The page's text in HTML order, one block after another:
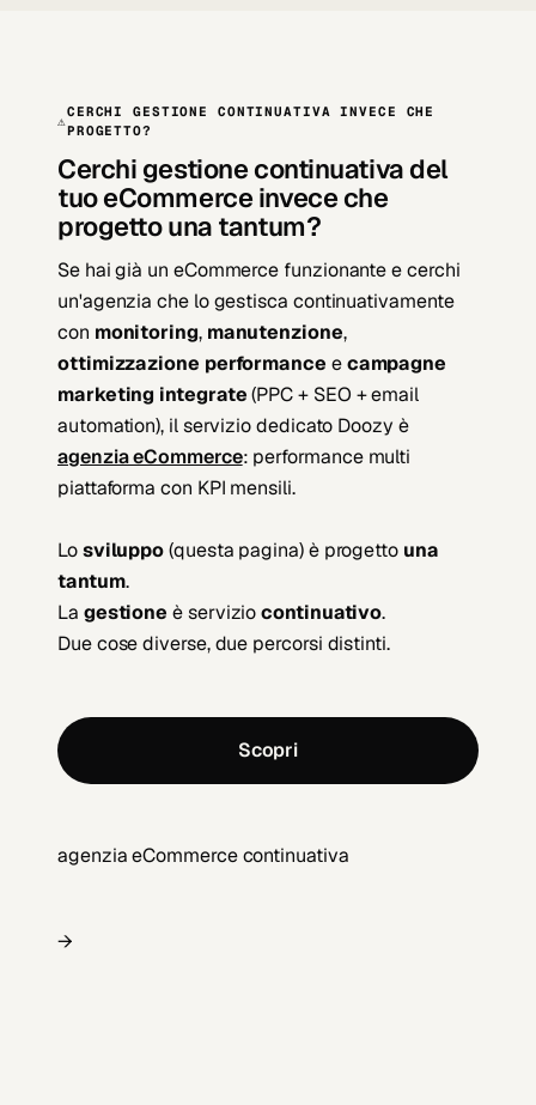
⚠
CERCHI GESTIONE CONTINUATIVA INVECE CHE
PROGETTO?
Cerchi gestione continuativa del
tuo eCommerce invece che
progetto una tantum?
Se hai già un eCommerce funzionante e cerchi
un'agenzia che lo gestisca continuativamente
con monitoring, manutenzione,
ottimizzazione performance ecampagne
marketing integrate(PPC + SEO + email
automation), il servizio dedicato Doozy è
agenzia eCommerce: performance multi
piattaforma con KPI mensili.
Losviluppo(questa pagina) è progetto una
tantum.
La gestione è serviziocontinuativo.
Due cose diverse, due percorsi distinti.
Scopri
agenzia eCommerce continuativa
→